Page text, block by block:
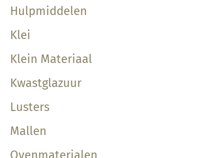
Hulpmiddelen
Klei
Klein Materiaal
Kwastglazuur
Lusters
Mallen
Ovenmaterialen